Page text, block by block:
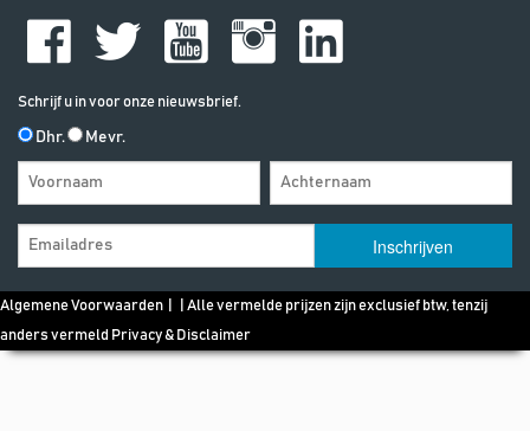
Schrijf u in voor onze nieuwsbrief.
Dhr. Mevr.
Algemene Voorwaarden | | Alle vermelde prijzen zijn exclusief btw, tenzij
anders vermeld Privacy & Disclaimer